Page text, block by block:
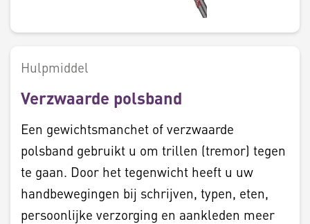
Hulpmiddel
Verzwaarde polsband
Een gewichtsmanchet of verzwaarde
polsband gebruikt u om trillen (tremor) tegen
te gaan. Door het tegenwicht heeft u uw
handbewegingen bij schrijven, typen, eten,
persoonlijke verzorging en aankleden meer